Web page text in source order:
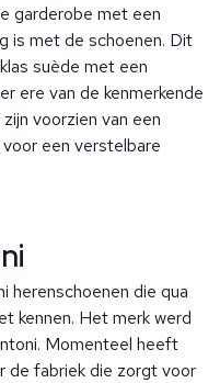
garderobe met een
is met de schoenen. Dit
suède met een
ere van de kenmerkende
voorzien van een
een verstelbare
herenschoenen die qua
kennen. Het merk werd
Momenteel heeft
de fabriek die zorgt voor